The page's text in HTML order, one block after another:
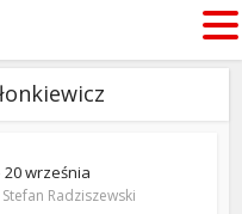
20 września
Stefan Radziszewski